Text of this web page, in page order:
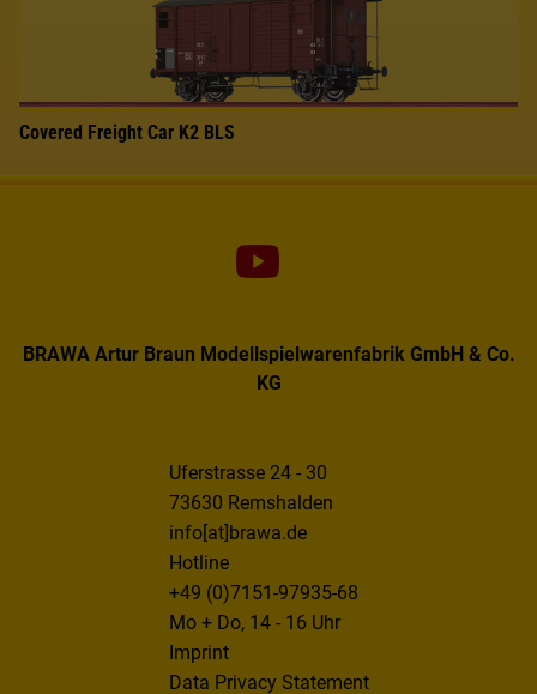
Covered Freight Car K2 BLS
BRAWA Artur Braun Modellspielwarenfabrik GmbH & Co.
KG
Uferstrasse 24 - 30
73630 Remshalden
info[at]brawa.de
Hotline
+49 (0)7151-97935-68
Mo + Do, 14 - 16 Uhr
Imprint
Data Privacy Statement